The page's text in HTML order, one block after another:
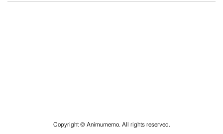
Copyright © Animumemo. All rights reserved.